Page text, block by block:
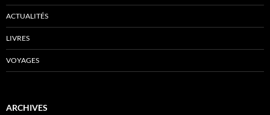
ACTUALITÉS
LIVRES
VOYAGES
ARCHIVES